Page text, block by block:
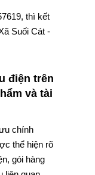
thì kết
Suối Cát -
điện trên
và tài
chính
thể hiện rõ
gói hàng